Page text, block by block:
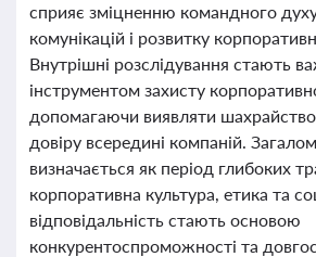
сприяє зміцненню командного
комунікацій і розвитку
Внутрішні розслідування стають
інструментом захисту
допомагаючи виявляти
довіру всередині компаній.
визначається як період глибоких
корпоративна культура, етика та
відповідальність стають основою
конкурентоспроможності та